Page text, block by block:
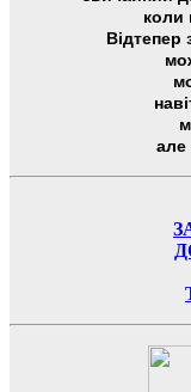
коли
Відтепер
але